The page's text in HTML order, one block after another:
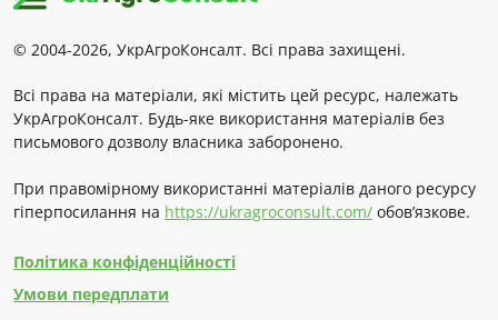
© 2004-2026, УкрАгроКонсалт. Всі права захищені.
Всі права на матеріали, які містить цей ресурс, належать
УкрАгроКонсалт. Будь-яке використання матеріалів без
письмового дозволу власника заборонено.
При правомірному використанні матеріалів даного ресурсу
гіперпосилання на https://ukragroconsult.com/ обов’язкове.
Політика конфіденційності
Умови передплати